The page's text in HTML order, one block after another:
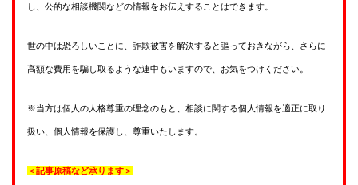
し、公的な相談機関などの情報をお伝えすることはできます。
世の中は恐ろしいことに、詐欺被害を解決すると謳っておきながら、さらに
高額な費用を騙し取るような連中もいますので、お気をつけください。
※当方は個人の人格尊重の理念のもと、相談に関する個人情報を適正に取り
扱い、個人情報を保護し、尊重いたします。
＜記事原稿など承ります＞